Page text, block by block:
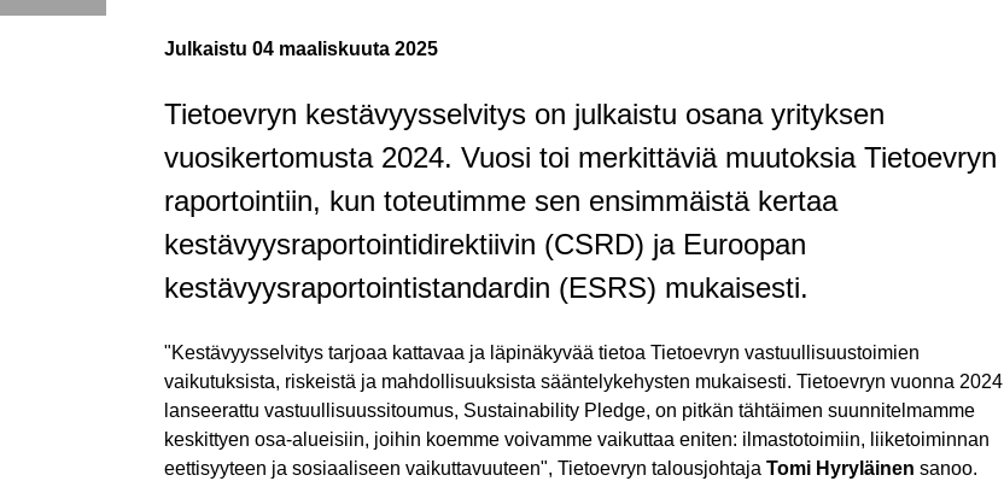
Julkaistu 04 maaliskuuta 2025
Tietoevryn kestävyysselvitys on julkaistu osana yrityksen
vuosikertomusta 2024. Vuosi toi merkittäviä muutoksia Tietoevryn
raportointiin, kun toteutimme sen ensimmäistä kertaa
kestävyysraportointidirektiivin (CSRD) ja Euroopan
kestävyysraportointistandardin (ESRS) mukaisesti.
"Kestävyysselvitys tarjoaa kattavaa ja läpinäkyvää tietoa Tietoevryn vastuullisuustoimien
vaikutuksista, riskeistä ja mahdollisuuksista sääntelykehysten mukaisesti. Tietoevryn vuonna 2024
lanseerattu vastuullisuussitoumus, Sustainability Pledge, on pitkän tähtäimen suunnitelmamme
keskittyen osa-alueisiin, joihin koemme voivamme vaikuttaa eniten: ilmastotoimiin, liiketoiminnan
eettisyyteen ja sosiaaliseen vaikuttavuuteen", Tietoevryn talousjohtaja Tomi Hyryläinen sanoo.